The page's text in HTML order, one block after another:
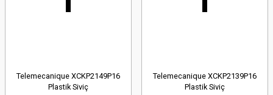
Telemecanique XCKP2149P16
Plastik Siviç
Telemecanique XCKP2139P16
Plastik Siviç